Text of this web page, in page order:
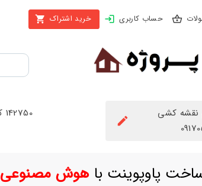
خرید اشتراک
نقشه کشی
142750 کاربر
پاوپوینت باهوش مصنوعی